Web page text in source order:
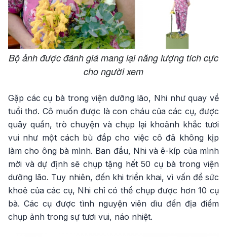
Bộ ảnh được đánh giá mang lại năng lượng tích cực
cho người xem
Gặp các cụ bà trong viện dưỡng lão, Nhi như quay về
tuổi thơ. Cô muốn được là con cháu của các cụ, được
quây quần, trò chuyện và chụp lại khoảnh khắc tươi
vui như một cách bù đắp cho việc cô đã không kịp
làm cho ông bà mình. Ban đầu, Nhi và ê-kíp của mình
mời và dự định sẽ chụp tặng hết 50 cụ bà trong viện
dưỡng lão. Tuy nhiên, đến khi triển khai, vì vấn đề sức
khoẻ của các cụ, Nhi chỉ có thể chụp được hơn 10 cụ
bà. Các cụ được tình nguyện viên dìu đến địa điểm
chụp ảnh trong sự tươi vui, náo nhiệt.